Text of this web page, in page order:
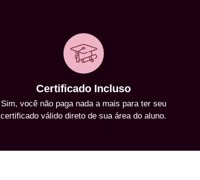
Certificado Incluso
Sim, você não paga nada a mais para ter seu
certificado válido direto de sua área do aluno.